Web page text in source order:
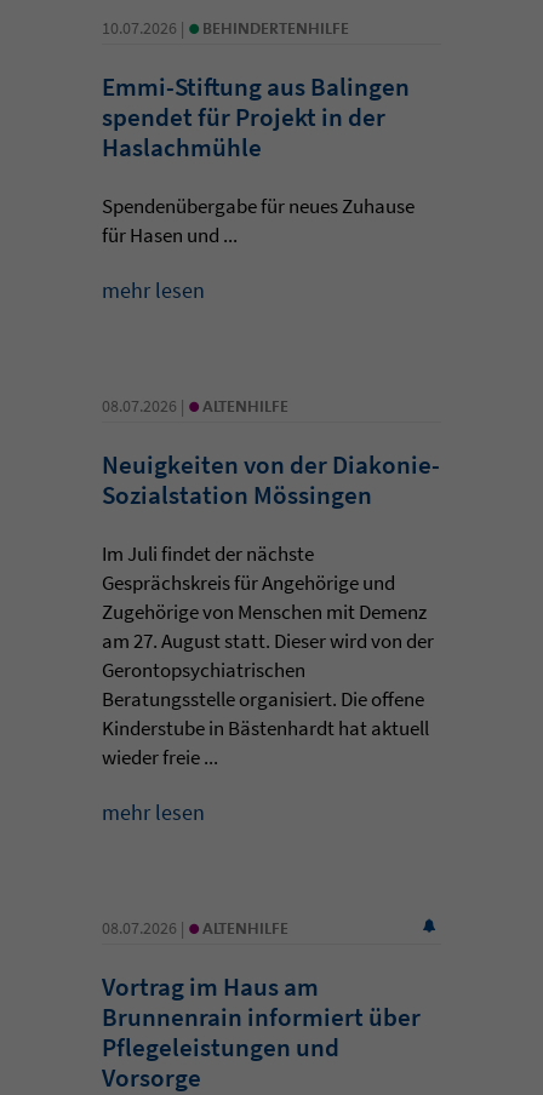
10.07.2026 | • BEHINDERTENHILFE
Emmi-Stiftung aus Balingen
spendet für Projekt in der
Haslachmühle
Spendenübergabe für neues Zuhause
für Hasen und ...
mehr lesen
08.07.2026 | • ALTENHILFE
Neuigkeiten von der Diakonie-
Sozialstation Mössingen
Im Juli findet der nächste
Gesprächskreis für Angehörige und
Zugehörige von Menschen mit Demenz
am 27. August statt. Dieser wird von der
Gerontopsychiatrischen
Beratungsstelle organisiert. Die offene
Kinderstube in Bästenhardt hat aktuell
wieder freie ...
mehr lesen
08.07.2026 | • ALTENHILFE
Vortrag im Haus am
Brunnenrain informiert über
Pflegeleistungen und
Vorsorge